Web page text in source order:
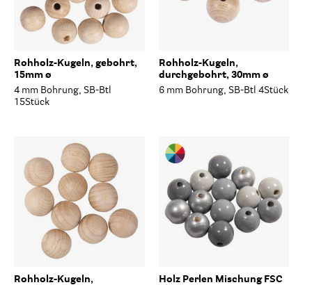
Rohholz-Kugeln, gebohrt,
15mm ø
4 mm Bohrung, SB-Btl
15Stück
Rohholz-Kugeln,
durchgebohrt, 30mm ø
6 mm Bohrung, SB-Btl 4Stück
Rohholz-Kugeln,
Holz Perlen Mischung FSC